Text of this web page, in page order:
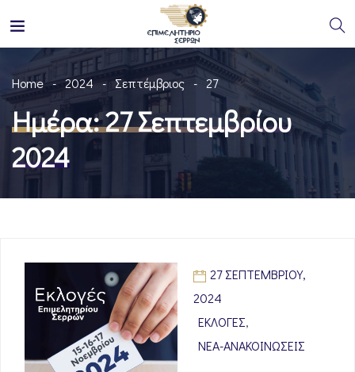
Home 2024 Σεπτέμβριος 27
Ημέρα:27 Σεπτεμβρίου
2024
27 ΣΕΠΤΕΜΒΡΊΟΥ,
2024
ΕΚΛΟΓΈΣ,
ΝΈΑ-ΑΝΑΚΟΙΝΏΣΕΙΣ